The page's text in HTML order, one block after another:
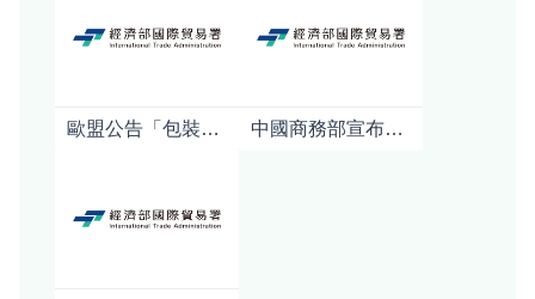
歐盟公告「包裝及包裝廢棄物規章」(PPWR)之指引及常見問答 中國商務部宣布對日本強化軍商兩用貨品出口管制對日本產業影響之初步分析